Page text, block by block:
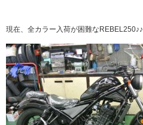
現在、全カラー入荷が困難なREBEL250♪♪